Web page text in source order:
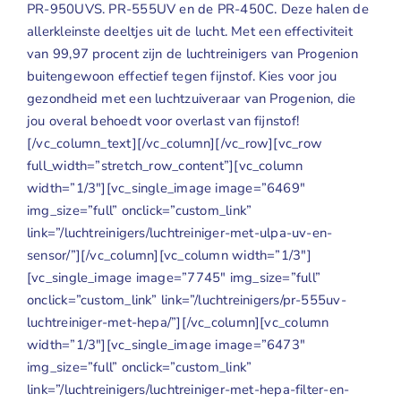
PR-950UVS. PR-555UV en de PR-450C. Deze halen de
allerkleinste deeltjes uit de lucht. Met een effectiviteit
van 99,97 procent zijn de luchtreinigers van Progenion
buitengewoon effectief tegen fijnstof. Kies voor jou
gezondheid met een luchtzuiveraar van Progenion, die
jou overal behoedt voor overlast van fijnstof!
[/vc_column_text][/vc_column][/vc_row][vc_row
full_width=”stretch_row_content”][vc_column
width=”1/3″][vc_single_image image=”6469″
img_size=”full” onclick=”custom_link”
link=”/luchtreinigers/luchtreiniger-met-ulpa-uv-en-
sensor/”][/vc_column][vc_column width=”1/3″]
[vc_single_image image=”7745″ img_size=”full”
onclick=”custom_link” link=”/luchtreinigers/pr-555uv-
luchtreiniger-met-hepa/”][/vc_column][vc_column
width=”1/3″][vc_single_image image=”6473″
img_size=”full” onclick=”custom_link”
link=”/luchtreinigers/luchtreiniger-met-hepa-filter-en-